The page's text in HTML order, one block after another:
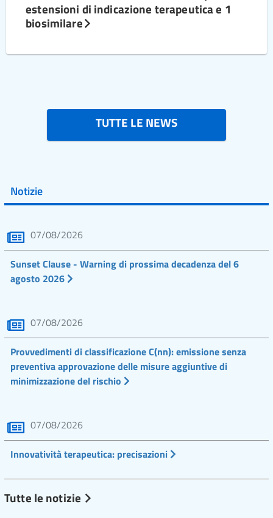
estensioni di indicazione terapeutica e 1
biosimilare
TUTTE LE NEWS
Notizie
07/08/2026
Sunset Clause - Warning di prossima decadenza del 6
agosto 2026
07/08/2026
Provvedimenti di classificazione C(nn): emissione senza
preventiva approvazione delle misure aggiuntive di
minimizzazione del rischio
07/08/2026
Innovatività terapeutica: precisazioni
Tutte le notizie